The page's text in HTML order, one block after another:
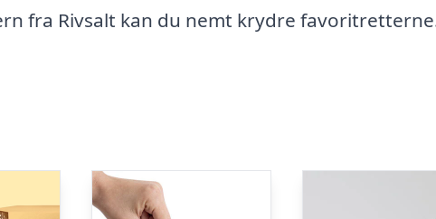
fra Rivsalt kan du nemt krydre